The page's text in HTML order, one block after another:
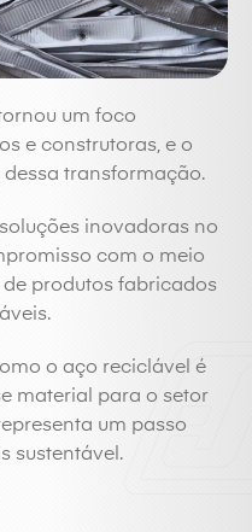
um foco
e construtoras, e o
transformação.
inovadoras no
com o meio
produtos fabricados
o aço reciclável é
material para o setor
um passo
sustentável.